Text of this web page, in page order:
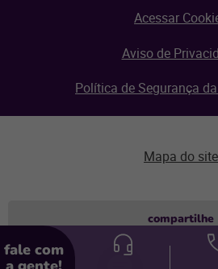
compartilhe
fale com
Acessar
Aviso de
Política de Segurança
© Linx 2026.
Mapa do site